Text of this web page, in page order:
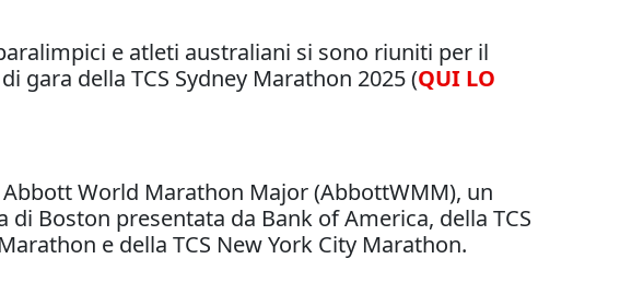
e atleti australiani si sono riuniti per il
gara della TCS Sydney Marathon 2025 (QUI LO
World Marathon Major (AbbottWMM), un
Boston presentata da Bank of America, della TCS
e della TCS New York City Marathon.